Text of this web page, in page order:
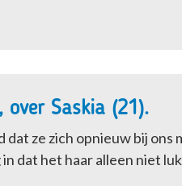
over Saskia (21).
ze zich opnieuw bij ons
dat het haar alleen niet